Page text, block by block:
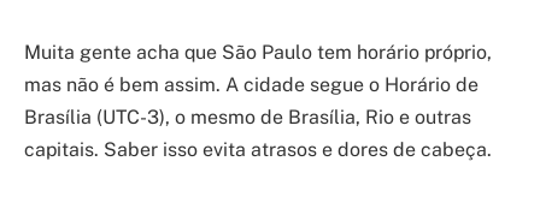
Muita gente acha que São Paulo tem horário próprio,
mas não é bem assim. A cidade segue o Horário de
Brasília (UTC-3), o mesmo de Brasília, Rio e outras
capitais. Saber isso evita atrasos e dores de cabeça.